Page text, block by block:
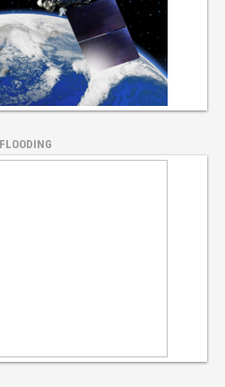
FLOODING